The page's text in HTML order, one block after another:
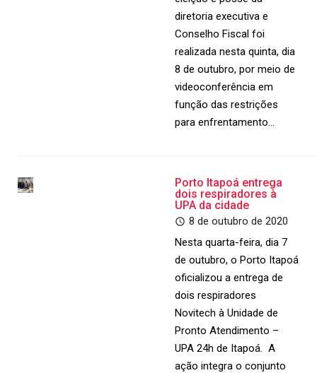
diretoria executiva e
Conselho Fiscal foi
realizada nesta quinta, dia
8 de outubro, por meio de
videoconferência em
função das restrições
para enfrentamento…
Porto Itapoá entrega
dois respiradores à
UPA da cidade
8 de outubro de 2020
Nesta quarta-feira, dia 7
de outubro, o Porto Itapoá
oficializou a entrega de
dois respiradores
Novitech à Unidade de
Pronto Atendimento –
UPA 24h de Itapoá. A
ação integra o conjunto